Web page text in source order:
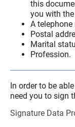
this
you with
A
Postal
Marital
Profession.
In order to be
need you to sign
Signature Data